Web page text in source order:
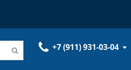
+7 (911) 931-03-04